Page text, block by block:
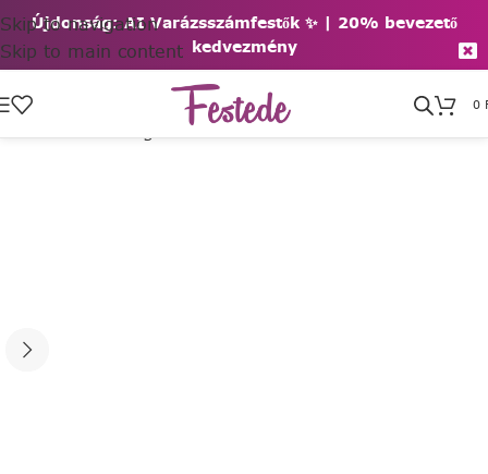
Újdonság: AI Varázsszámfestők ✨ | 20% bevezető
kedvezmény
Skip to navigation
Skip to main content
0